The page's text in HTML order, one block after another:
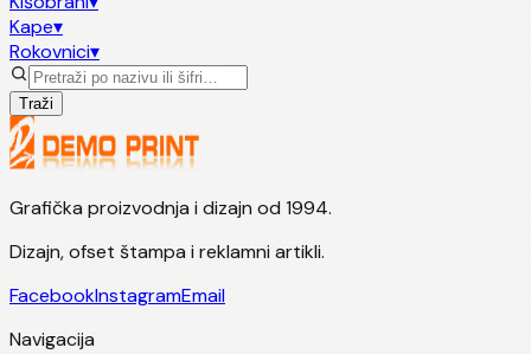
Kape▾
Rokovnici▾
Traži
Grafička proizvodnja i dizajn od 1994.
Dizajn, ofset štampa i reklamni artikli.
FacebookInstagramEmail
Navigacija